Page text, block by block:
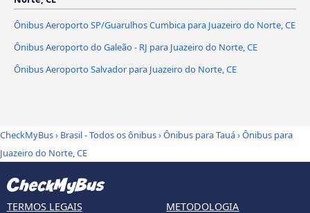
Ônibus Aeroporto SP/Guarulhos Cumbica para Juazeiro do Norte, CE
Ônibus Aeroporto do Galeão - RJ para Juazeiro do Norte, CE
Ônibus Aeroporto Salvador para Juazeiro do Norte, CE
CheckMyBus› Brasil - Todos os ônibus›Ônibus para Tauá›Ônibus para
Juazeiro do Norte, CE
TERMOS LEGAIS METODOLOGIA